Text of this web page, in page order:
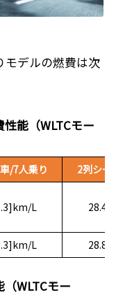
モデルの燃費は次
性能（WLTCモー
/7人乗り
2列シー
L
L
WLTCモー